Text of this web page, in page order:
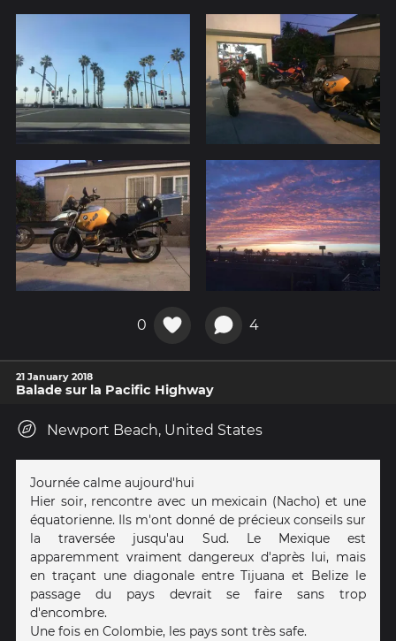
0 4
21 January 2018
Balade sur la Pacific Highway
Newport Beach, United States
Journée calme aujourd'hui
Hier soir, rencontre avec un mexicain (Nacho) et une
équatorienne. Ils m'ont donné de précieux conseils sur
la traversée jusqu'au Sud. Le Mexique est
apparemment vraiment dangereux d'après lui, mais
en traçant une diagonale entre Tijuana et Belize le
passage du pays devrait se faire sans trop
d'encombre.
Une fois en Colombie, les pays sont très safe.